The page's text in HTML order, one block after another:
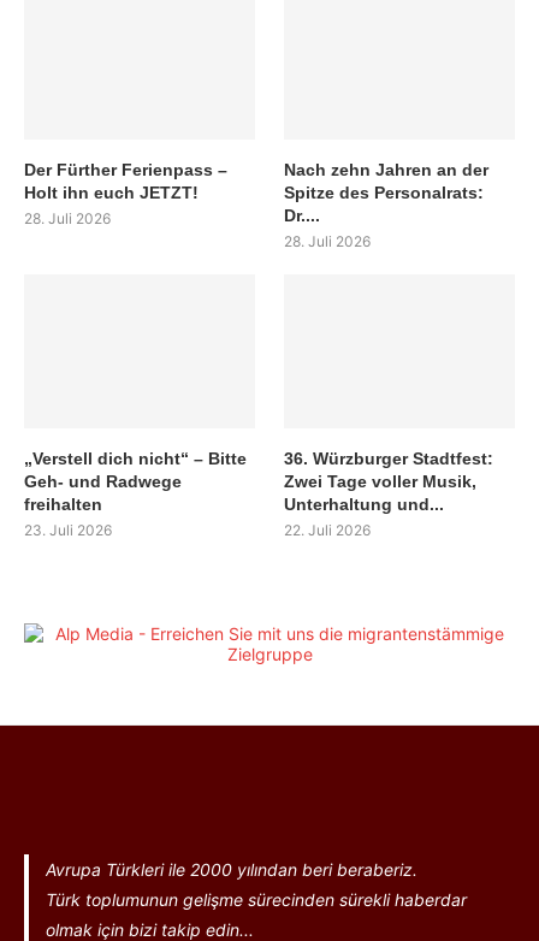
Der Fürther Ferienpass –
Holt ihn euch JETZT!
28. Juli 2026
Nach zehn Jahren an der
Spitze des Personalrats:
Dr....
28. Juli 2026
„Verstell dich nicht“ – Bitte
Geh- und Radwege
freihalten
23. Juli 2026
36. Würzburger Stadtfest:
Zwei Tage voller Musik,
Unterhaltung und...
22. Juli 2026
Avrupa Türkleri ile 2000 yılından beri beraberiz.
Türk toplumunun gelişme sürecinden sürekli haberdar
olmak için bizi takip edin...